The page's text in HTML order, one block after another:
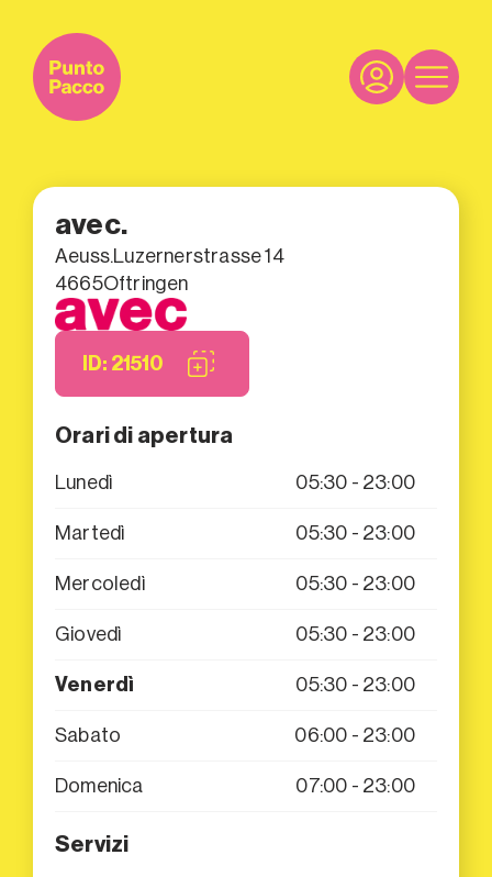
avec.
Aeuss.Luzernerstrasse 14
4665Oftringen
ID: 21510
Orari di apertura
Lunedì 05:30 - 23:00
Martedì 05:30 - 23:00
Mercoledì 05:30 - 23:00
Giovedì 05:30 - 23:00
Venerdì 05:30 - 23:00
Sabato 06:00 - 23:00
Domenica 07:00 - 23:00
Servizi